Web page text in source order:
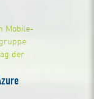
Mobile-
der